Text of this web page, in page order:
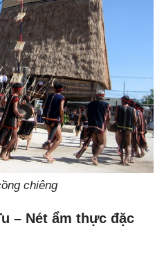
chiêng
– Nét ẩm thực đặc